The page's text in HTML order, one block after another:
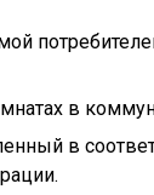
в
в